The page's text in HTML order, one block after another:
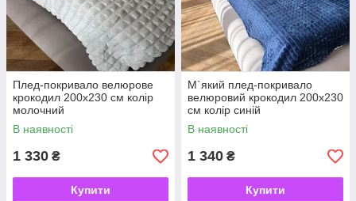
Плед-покривало велюрове
крокодил 200х230 см колір
молочний
В наявності
1 330 ₴
Купити
М`який плед-покривало
велюровий крокодил 200х230
см колір синій
В наявності
1 340 ₴
Купити